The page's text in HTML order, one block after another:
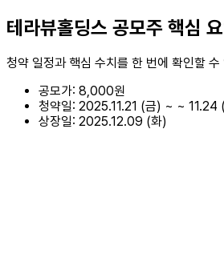
테라뷰홀딩스 공모주 핵심
청약 일정과 핵심 수치를 한 번에 확인할
공모가: 8,000원
청약일: 2025.11.21 (금) ~ ~ 11.24
상장일: 2025.12.09 (화)